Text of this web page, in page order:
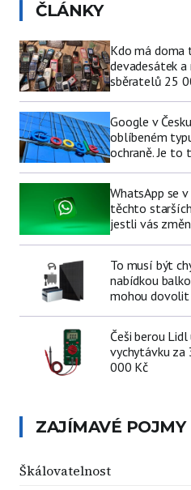
ČLÁNKY
Kdo má doma
devadesátek a
sběratelů 25
Google v
oblíbeném
ochraně. Je to
WhatsApp se
těchto
jestli vás
To musí být
nabídkou
mohou dovolit
Češi berou
vychytávku za
000 Kč
ZAJÍMAVÉ POJMY
Škálovatelnost